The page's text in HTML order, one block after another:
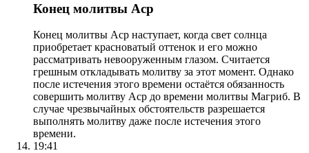
Конец молитвы Аср
Конец молитвы Аср наступает, когда свет солнца
приобретает красноватый оттенок и его можно
рассматривать невооруженным глазом. Считается
грешным откладывать молитву за этот момент. Однако
после истечения этого времени остаётся обязанность
совершить молитву Аср до времени молитвы Магриб. В
случае чрезвычайных обстоятельств разрешается
выполнять молитву даже после истечения этого
времени.
19:41